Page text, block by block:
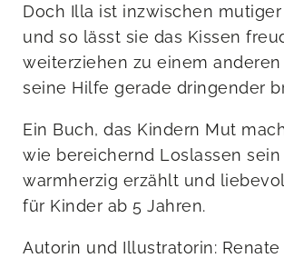
Doch Illa ist inzwischen
und so lässt sie das Kissen
weiterziehen zu einem anderen
seine Hilfe gerade dringender
Ein Buch, das Kindern Mut
wie bereichernd Loslassen sein
warmherzig erzählt und
für Kinder ab 5 Jahren.
Autorin und Illustratorin: